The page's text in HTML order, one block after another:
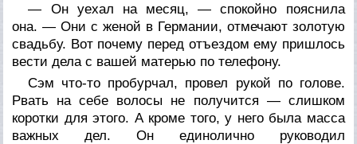
— Он уехал на месяц, — спокойно пояснила
она. — Они с женой в Германии, отмечают золотую
свадьбу. Вот почему перед отъездом ему пришлось
вести дела с вашей матерью по телефону.
Сэм что-то пробурчал, провел рукой по голове.
Рвать на себе волосы не получится — слишком
коротки для этого. А кроме того, у него была масса
важных дел. Он единолично руководил